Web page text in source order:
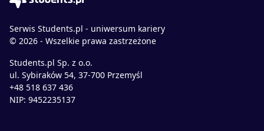
Serwis Students.pl - uniwersum kariery
© 2026 - Wszelkie prawa zastrzeżone
Students.pl Sp. z o.o.
ul. Sybiraków 54, 37-700 Przemyśl
+48 518 637 436
NIP: 9452235137